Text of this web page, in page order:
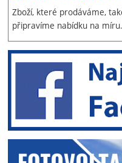
Zboží, které prodáváme,
připravíme nabídku na míru.